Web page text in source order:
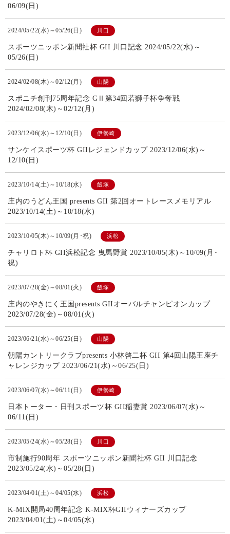
06/09(日)
2024/05/22(水)～05/26(日) 川口
スポーツニッポン新聞社杯 GII 川口記念 2024/05/22(水)～
05/26(日)
2024/02/08(木)～02/12(月) 山陽
スポニチ創刊75周年記念 GⅡ第34回若獅子杯争奪戦
2024/02/08(木)～02/12(月)
2023/12/06(水)～12/10(日) 伊勢崎
サンケイスポーツ杯 GIIレジェンドカップ 2023/12/06(水)～
12/10(日)
2023/10/14(土)～10/18(水) 飯塚
庄内のうどん王国 presents GII 第2回オートレースメモリアル
2023/10/14(土)～10/18(水)
2023/10/05(木)～10/09(月･祝) 浜松
チャリロト杯 GII浜松記念 曳馬野賞 2023/10/05(木)～10/09(月･
祝)
2023/07/28(金)～08/01(火) 飯塚
庄内のやきにく王国presents GIIオーバルチャンピオンカップ
2023/07/28(金)～08/01(火)
2023/06/21(水)～06/25(日) 山陽
朝陽カントリークラブpresents 小林啓二杯 GII 第4回山陽王座チ
ャレンジカップ 2023/06/21(水)～06/25(日)
2023/06/07(水)～06/11(日) 伊勢崎
日本トーター・日刊スポーツ杯 GII稲妻賞 2023/06/07(水)～
06/11(日)
2023/05/24(水)～05/28(日) 川口
市制施行90周年 スポーツニッポン新聞社杯 GII 川口記念
2023/05/24(水)～05/28(日)
2023/04/01(土)～04/05(水) 浜松
K-MIX開局40周年記念 K-MIX杯GIIウィナーズカップ
2023/04/01(土)～04/05(水)